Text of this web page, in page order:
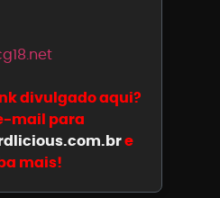
divulgado aqui?
mail para
e
mais!